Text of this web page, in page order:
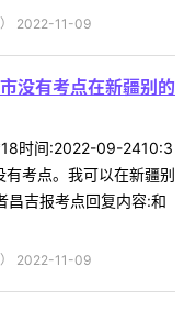
） 2022-11-09
没有考点在新疆别的
时间:2022-09-2410:3
考点。我可以在新疆别
昌吉报考点回复内容:和
） 2022-11-09